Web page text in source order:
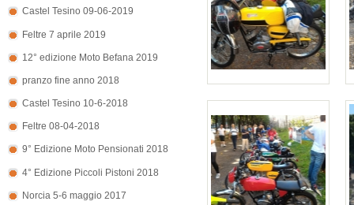
Castel Tesino 09-06-2019
Feltre 7 aprile 2019
12° edizione Moto Befana 2019
pranzo fine anno 2018
Castel Tesino 10-6-2018
Feltre 08-04-2018
9° Edizione Moto Pensionati 2018
4° Edizione Piccoli Pistoni 2018
Norcia 5-6 maggio 2017